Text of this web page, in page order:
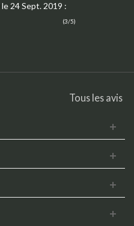
le 24 Sept. 2019 :
(3/5)
Tous les avis